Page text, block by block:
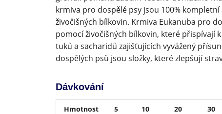
krmiva pro dospělé psy jsou 100%
živočišných bílkovin. Krmiva Eukanuba pro
pomocí živočišných bílkovin, které přispívají
tuků a sacharidů zajišťujících vyvážený
dospělých psů jsou složky, které zlepšují
Dávkování
Hmotnost
5
10
20
30